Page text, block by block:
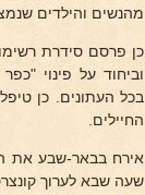
מהנשים והילדים
כן פרסם סידרת
וביחוד על פינוי
בכל העתונים. כן
החיילים.
אירח בבאר-שבע את
שעה שבא לערוך